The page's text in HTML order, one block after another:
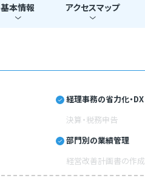
基本情報 アクセスマップ
経理事務の省力化・DX
決算・税務申告
部門別の業績管理
経営改善計画書の作成